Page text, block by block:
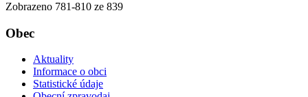
Zobrazeno 781-810 ze 839
Obec
Aktuality
Informace o obci
Statistické údaje